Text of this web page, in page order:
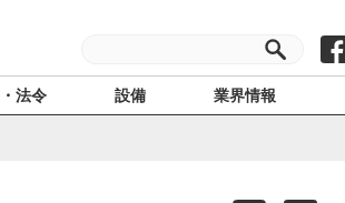
法令 設備 業界情報